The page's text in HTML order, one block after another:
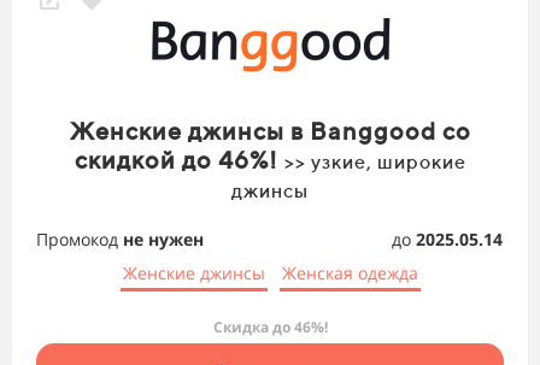
Женские джинсы в Banggood со
скидкой до 46%! >> узкие, широкие
джинсы
Промокод не нужен до 2025.05.14
Женские джинсы
Женская одежда
Скидка до 46%!